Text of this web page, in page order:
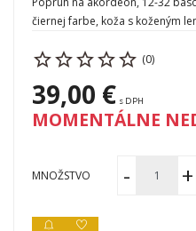
čiernej farbe, koža s koženým
(0)
39,00 € s DPH
MOMENTÁLNE
MNOŽSTVO